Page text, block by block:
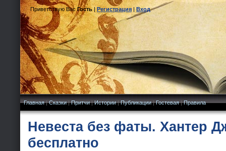
Приветствую Вас Гость|Регистрация|Вход
Главная|Сказки|Притчи|Истории|Публикации|Гостевая|Правила
Невеста без фаты. Хантер
бесплатно